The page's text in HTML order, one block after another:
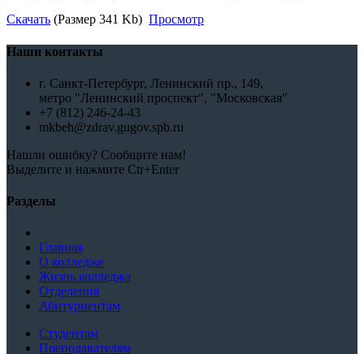
Скачать (Размер 341 Kb) Просмотр
Наши контакты
г. Санкт-Петербург, Ленинский пр., 149,
метро "Ленинский проспект", "Московская"
+7 (812) 246-24-43
mkbeh@zdrav.gugov.spb.ru
Нашли ошибку? Сообщите нам!
Выделите и нажмите Ctr+Enter
Разделы
Главная
О колледже
Жизнь колледжа
Отделения
Абитуриентам
Студентам
Преподавателям